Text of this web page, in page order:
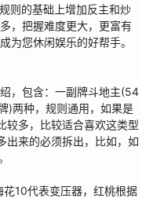
则的基础上增加反主和炒
，把握难度更大，更富有
为您休闲娱乐的好帮手。
，包含：一副牌斗地主(54
)两种，规则通用，如果是
较多，比较适合喜欢这类型
出来的必须拆出，比如，如
10代表变压器，红桃根据